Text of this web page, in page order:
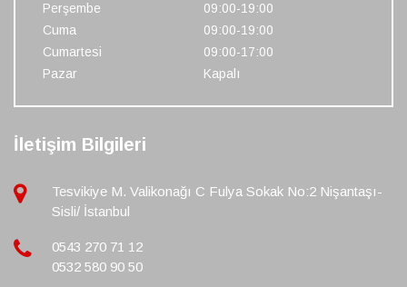
Perşembe
09:00-19:00
Cuma
09:00-19:00
Cumartesi
09:00-17:00
Pazar
Kapalı
İletişim Bilgileri
Tesvikiye M. Valikonağı C Fulya Sokak No:2 Nişantaşı-
Sisli/ İstanbul
0543 270 71 12
0532 580 90 50